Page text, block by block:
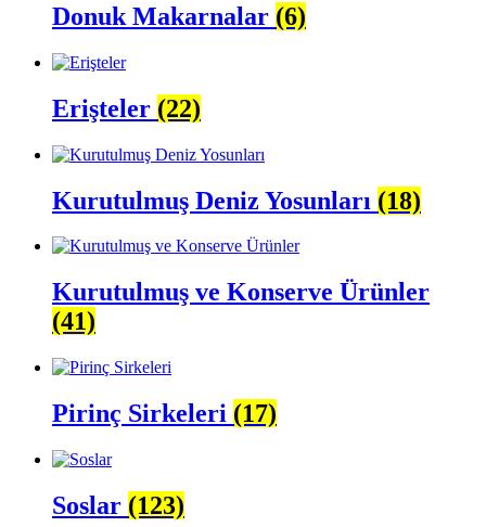
Donuk Makarnalar (6)
Erişteler (22)
Kurutulmuş Deniz Yosunları (18)
Kurutulmuş ve Konserve Ürünler
(41)
Pirinç Sirkeleri (17)
Soslar (123)